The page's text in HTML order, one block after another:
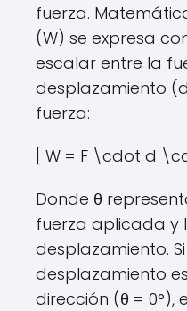
fuerza.
(W) se expresa
escalar entre la
desplazamiento
fuerza:
[ W = F \cdot d
Donde θ
fuerza aplicada y
desplazamiento.
desplazamiento
dirección (θ = 0°),